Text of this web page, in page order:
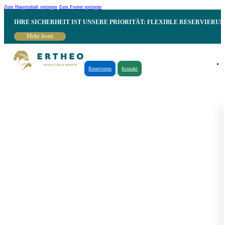
Zum Hauptinhalt springen Zum Footer springen
IHRE SICHERHEIT IST UNSERE PRIORITÄT: FLEXIBLE
Mehr lesen
Reservieren Kontakt